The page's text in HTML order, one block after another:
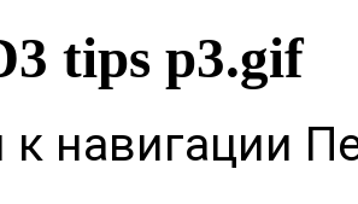
tips p3.gif
к навигации